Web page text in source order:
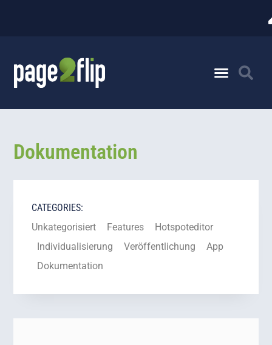
Dokumentation
CATEGORIES:
Unkategorisiert
Features
Hotspoteditor
Individualisierung
Veröffentlichung
App
Dokumentation